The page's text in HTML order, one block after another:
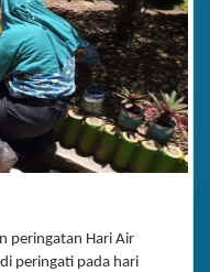
peringatan Hari Air
peringati pada hari